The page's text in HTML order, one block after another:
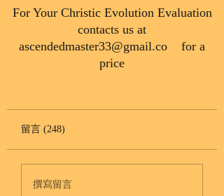
​For Your Christic Evolution Evaluation
contacts us at
ascendedmaster33@gmail.co for a
price
留言 (248)
撰寫留言